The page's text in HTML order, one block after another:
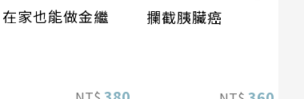
在家也能做金繼 攔截胰臟癌